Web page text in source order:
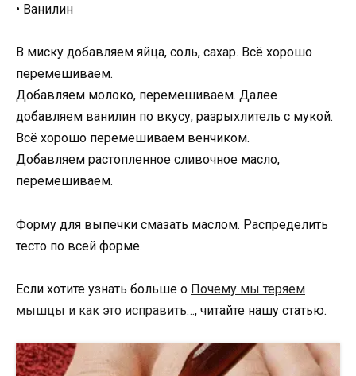
• Ванилин
В миску добавляем яйца, соль, сахар. Всё хорошо
перемешиваем.
Добавляем молоко, перемешиваем. Далее
добавляем ванилин по вкусу, разрыхлитель с мукой.
Всё хорошо перемешиваем венчиком.
Добавляем растопленное сливочное масло,
перемешиваем.
Форму для выпечки смазать маслом. Распределить
тесто по всей форме.
Если хотите узнать больше о Почему мы теряем
мышцы и как это исправить…, читайте нашу статью.